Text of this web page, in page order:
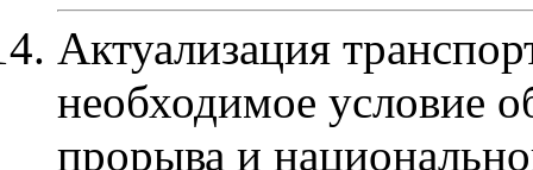
Актуализация
необходимое условие
прорыва и